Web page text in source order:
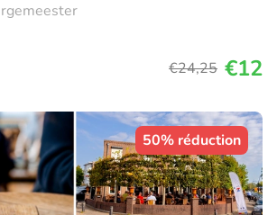
€24,25 €12
50% réduction